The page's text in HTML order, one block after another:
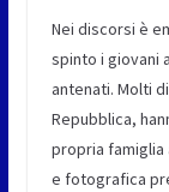
Nei discorsi è
spinto i giovani
antenati. Molti
Repubblica,
propria
e fotografica